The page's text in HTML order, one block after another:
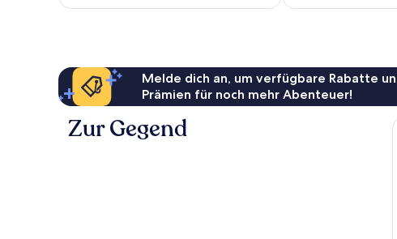
Melde dich an, um verfügbare Rabatte
Prämien für noch mehr Abenteuer!
Zur Gegend